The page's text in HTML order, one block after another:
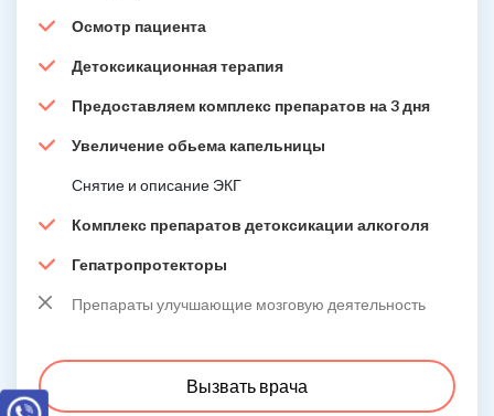
Осмотр пациента
Детоксикационная терапия
Предоставляем комплекс препаратов на 3 дня
Увеличение обьема капельницы
Снятие и описание ЭКГ
Комплекс препаратов детоксикации алкоголя
Гепатропротекторы
Препараты улучшающие мозговую деятельность
Вызвать врача